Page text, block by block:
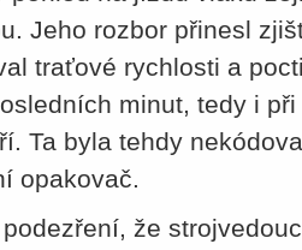
Jeho rozbor přinesl
traťové rychlosti a
minut, tedy i
Ta byla tehdy
opakovač.
že